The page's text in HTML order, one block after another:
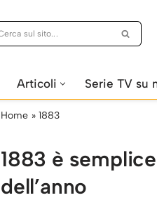
Articoli Serie TV su
Home » 1883
1883 è
dell’anno